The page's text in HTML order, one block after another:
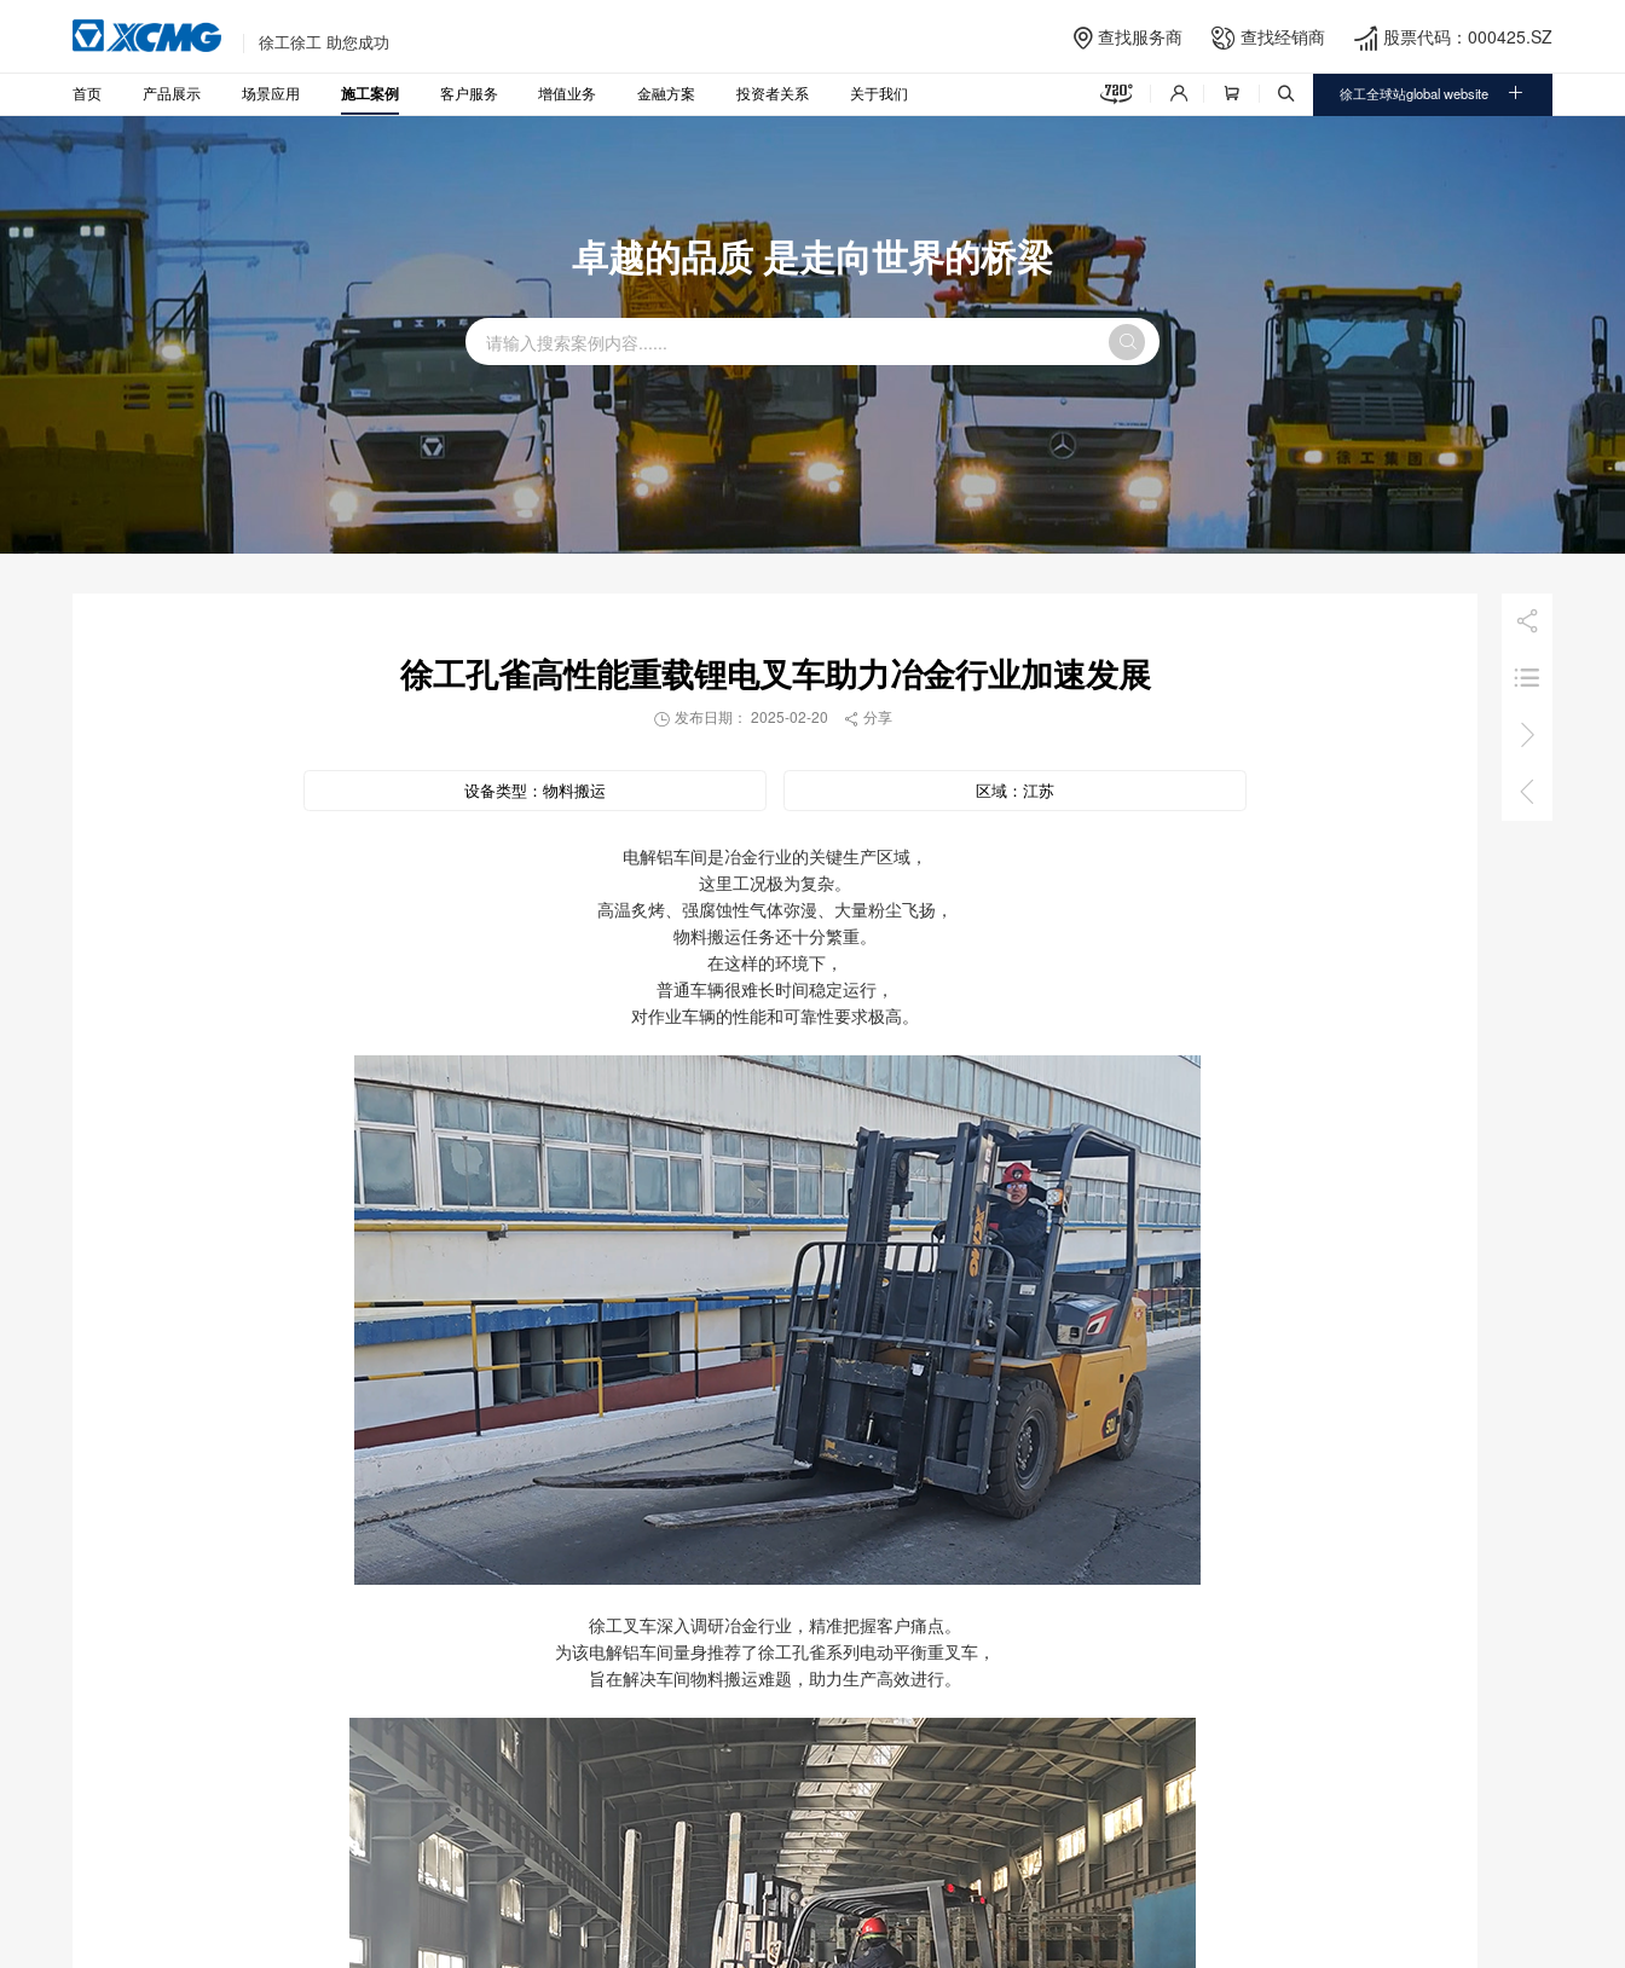
徐工徐工 助您成功  查找服务商  查找经销商  股票代码：000425.SZ
首页 产品展示 场景应用 施工案例 客户服务 增值业务 金融方案 投资者关系 关于我们     徐工全球站global website 
卓越的品质 是走向世界的桥梁





徐工孔雀高性能重载锂电叉车助力冶金行业加速发展
 发布日期： 2025-02-20  分享
设备类型：物料搬运 区域：江苏
电解铝车间是冶金行业的关键生产区域，
这里工况极为复杂。
高温炙烤、强腐蚀性气体弥漫、大量粉尘飞扬，
物料搬运任务还十分繁重。
在这样的环境下，
普通车辆很难长时间稳定运行，
对作业车辆的性能和可靠性要求极高。
徐工叉车深入调研冶金行业，精准把握客户痛点。
为该电解铝车间量身推荐了徐工孔雀系列电动平衡重叉车，
旨在解决车间物料搬运难题，助力生产高效进行。